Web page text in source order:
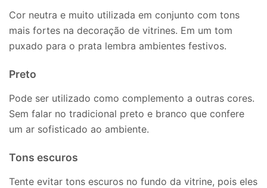
Cor neutra e muito utilizada em conjunto com tons
mais fortes na decoração de vitrines. Em um tom
puxado para o prata lembra ambientes festivos.
Preto
Pode ser utilizado como complemento a outras cores.
Sem falar no tradicional preto e branco que confere
um ar sofisticado ao ambiente.
Tons escuros
Tente evitar tons escuros no fundo da vitrine, pois eles